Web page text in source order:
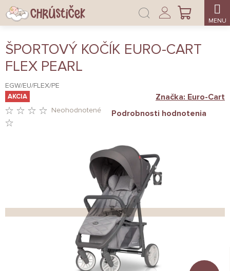
Prejsť
na
obsah
NÁKUPNÝ
Prihlásenie
ŠPORTOVÝ KOČÍK EURO-CART
FLEX PEARL
EGW/EU/FLEX/PE
AKCIA
HVIEZDIČIEK.
Neohodnotené Podrobnosti hodnotenia
Značka: Euro-Cart